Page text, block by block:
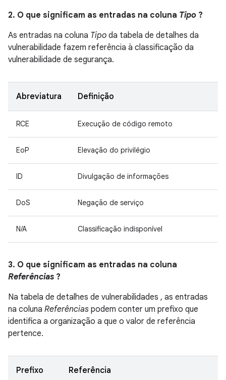
2. O que significam as entradas na coluna Tipo ?
As entradas na coluna Tipo da tabela de detalhes da
vulnerabilidade fazem referência à classificação da
vulnerabilidade de segurança.
Abreviatura Definição
RCE Execução de código remoto
EoP Elevação do privilégio
ID Divulgação de informações
DoS Negação de serviço
N/A Classificação indisponível
3. O que significam as entradas na coluna
Referências ?
Na tabela de detalhes de vulnerabilidades , as entradas
na coluna Referências podem conter um prefixo que
identifica a organização a que o valor de referência
pertence.
Prefixo Referência